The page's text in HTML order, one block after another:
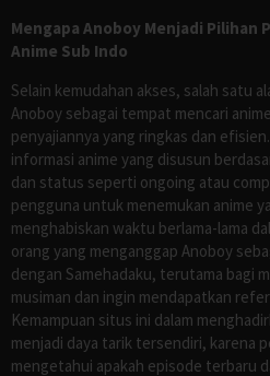
Mengapa Anoboy Menjadi
Anime Sub Indo
Selain kemudahan akses, salah satu
Anoboy sebagai tempat mencari
penyajiannya yang ringkas dan
informasi anime yang disusun
dan status seperti ongoing atau
pengguna untuk menemukan anime
menghabiskan waktu berlama-lama
orang yang menganggap Anoboy
dengan Samehadaku, terutama bagi
musiman dan ingin mendapatkan
Kemampuan situs ini dalam
menjadi daya tarik tersendiri, karena
mengetahui apakah episode terbaru